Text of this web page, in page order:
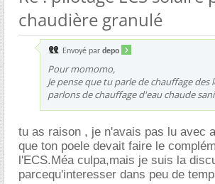
chaudière granulé
Envoyé par depo
Pour momomo,
Je pense que tu parle de chauffage des
parlons de chauffage d'eau chaude
tu as raison , je n'avais pas lu avec
que ton poele devait faire le
l'ECS.Méa culpa,mais je suis la
parcequ'interesser dans peu de